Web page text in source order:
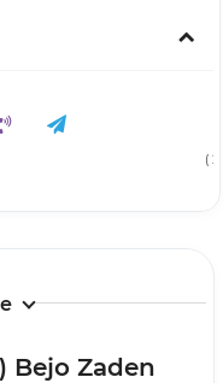
(
Bejo Zaden